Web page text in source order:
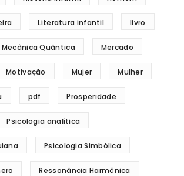
Literatura infantil livro
Mecânica Quântica Mercado
Motivação Mujer Mulher
pdf Prosperidade
Psicologia analítica
Psicologia Simbólica
Ressonância Harmônica